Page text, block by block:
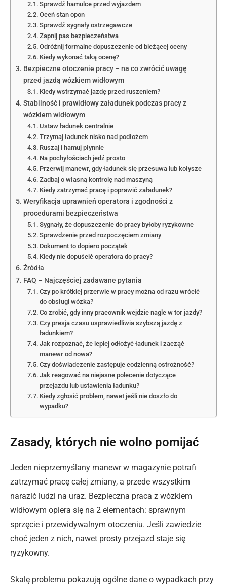
Sprawdź hamulce przed wyjazdem
Oceń stan opon
Sprawdź sygnały ostrzegawcze
Zapnij pas bezpieczeństwa
Odróżnij formalne dopuszczenie od bieżącej oceny
Kiedy wykonać taką ocenę?
Bezpieczne otoczenie pracy – na co zwrócić uwagę
przed jazdą wózkiem widłowym
Kiedy wstrzymać jazdę przed ruszeniem?
Stabilność i prawidłowy załadunek podczas pracy z
wózkiem widłowym
Ustaw ładunek centralnie
Trzymaj ładunek nisko nad podłożem
Ruszaj i hamuj płynnie
Na pochyłościach jedź prosto
Przerwij manewr, gdy ładunek się przesuwa lub kołysze
Zadbaj o własną kontrolę nad maszyną
Kiedy zatrzymać pracę i poprawić załadunek?
Weryfikacja uprawnień operatora i zgodności z
procedurami bezpieczeństwa
Sygnały, że dopuszczenie do pracy byłoby ryzykowne
Sprawdzenie przed rozpoczęciem zmiany
Dokument to dopiero początek
Kiedy nie dopuścić operatora do pracy?
Źródła
FAQ – Najczęściej zadawane pytania
Czy po krótkiej przerwie w pracy można od razu wrócić
do obsługi wózka?
Co zrobić, gdy inny pracownik wejdzie nagle w tor jazdy?
Czy presja czasu usprawiedliwia szybszą jazdę z
ładunkiem?
Jak rozpoznać, że lepiej odłożyć ładunek i zacząć
manewr od nowa?
Czy doświadczenie zastępuje codzienną ostrożność?
Jak reagować na niejasne polecenie dotyczące
przejazdu lub ustawienia ładunku?
Kiedy zgłosić problem, nawet jeśli nie doszło do
wypadku?
Zasady, których nie wolno pomijać
Jeden nieprzemyślany manewr w magazynie potrafi
zatrzymać pracę całej zmiany, a przede wszystkim
narazić ludzi na uraz. Bezpieczna praca z wózkiem
widłowym opiera się na 2 elementach: sprawnym
sprzęcie i przewidywalnym otoczeniu. Jeśli zawiedzie
choć jeden z nich, nawet prosty przejazd staje się
ryzykowny.
Skalę problemu pokazują ogólne dane o wypadkach przy